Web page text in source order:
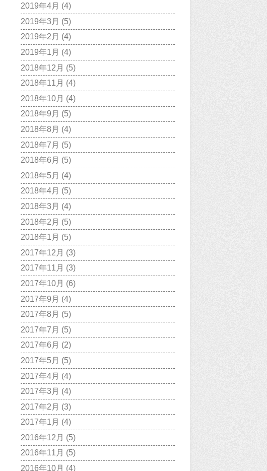
2019年4月 (4)
2019年3月 (5)
2019年2月 (4)
2019年1月 (4)
2018年12月 (5)
2018年11月 (4)
2018年10月 (4)
2018年9月 (5)
2018年8月 (4)
2018年7月 (5)
2018年6月 (5)
2018年5月 (4)
2018年4月 (5)
2018年3月 (4)
2018年2月 (5)
2018年1月 (5)
2017年12月 (3)
2017年11月 (3)
2017年10月 (6)
2017年9月 (4)
2017年8月 (5)
2017年7月 (5)
2017年6月 (2)
2017年5月 (5)
2017年4月 (4)
2017年3月 (4)
2017年2月 (3)
2017年1月 (4)
2016年12月 (5)
2016年11月 (5)
2016年10月 (4)